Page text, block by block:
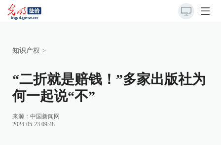
知识产权 >
“二折就是赔钱！”多家出版社为
何一起说“不”
来源： 中国新闻网
2024-05-23 09:48